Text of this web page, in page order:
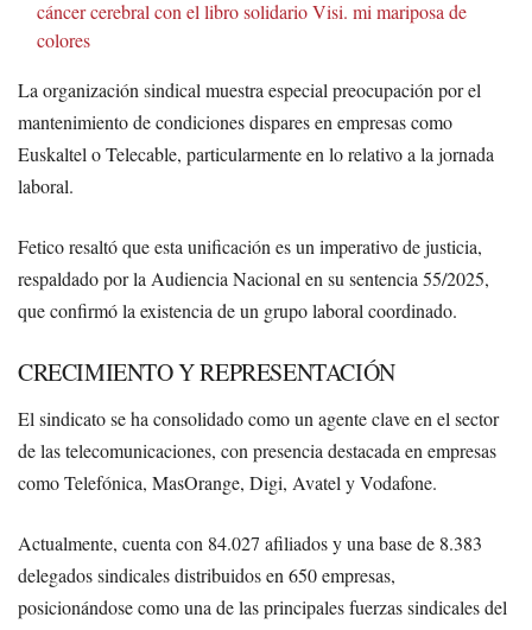
cáncer cerebral con el libro solidario Visi. mi mariposa de
colores
La organización sindical muestra especial preocupación por el
mantenimiento de condiciones dispares en empresas como
Euskaltel o Telecable, particularmente en lo relativo a la jornada
laboral.
Fetico resaltó que esta unificación es un imperativo de justicia,
respaldado por la Audiencia Nacional en su sentencia 55/2025,
que confirmó la existencia de un grupo laboral coordinado.
CRECIMIENTO Y REPRESENTACIÓN
El sindicato se ha consolidado como un agente clave en el sector
de las telecomunicaciones, con presencia destacada en empresas
como Telefónica, MasOrange, Digi, Avatel y Vodafone.
Actualmente, cuenta con 84.027 afiliados y una base de 8.383
delegados sindicales distribuidos en 650 empresas,
posicionándose como una de las principales fuerzas sindicales del